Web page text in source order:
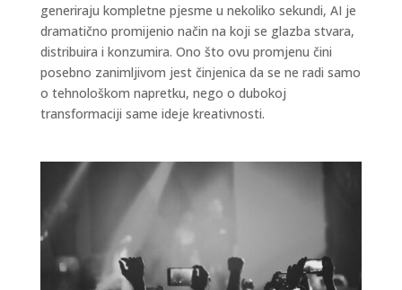
generiraju kompletne pjesme u nekoliko sekundi, AI je
dramatično promijenio način na koji se glazba stvara,
distribuira i konzumira. Ono što ovu promjenu čini
posebno zanimljivom jest činjenica da se ne radi samo
o tehnološkom napretku, nego o dubokoj
transformaciji same ideje kreativnosti.